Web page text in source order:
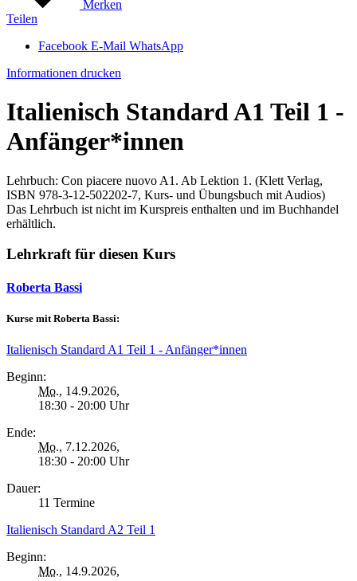
Merken
Teilen
Facebook E-Mail WhatsApp
Informationen drucken
Italienisch Standard A1 Teil 1 -
Anfänger*innen
Lehrbuch: Con piacere nuovo A1. Ab Lektion 1. (Klett Verlag,
ISBN 978-3-12-502202-7, Kurs- und Übungsbuch mit Audios)
Das Lehrbuch ist nicht im Kurspreis enthalten und im Buchhandel
erhältlich.
Lehrkraft für diesen Kurs
Roberta Bassi
Kurse mit Roberta Bassi:
Italienisch Standard A1 Teil 1 - Anfänger*innen
Beginn:
Mo., 14.9.2026,
18:30 - 20:00 Uhr
Ende:
Mo., 7.12.2026,
18:30 - 20:00 Uhr
Dauer:
11 Termine
Italienisch Standard A2 Teil 1
Beginn:
Mo., 14.9.2026,